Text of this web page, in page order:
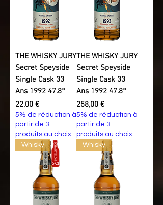
THE WHISKY JURY
Secret Speyside
Single Cask 33
Ans 1992 47.8°
Prix
22,00 €
5% de réduction à
partir de 3
produits au choix
THE WHISKY JURY
Secret Speyside
Single Cask 33
Ans 1992 47.8°
Prix
258,00 €
5% de réduction à
partir de 3
produits au choix
Whisky
Whisky